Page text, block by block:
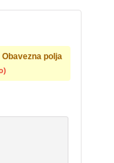
Obavezna polja